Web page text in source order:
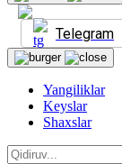
Telegram
Yangiliklar
Keyslar
Shaxslar